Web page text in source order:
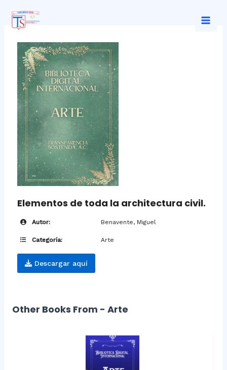
contenido
Elementos de toda la architectura civil.
Autor: Benavente, Miguel
Categoría: Arte
Descargar aquí
Other Books From - Arte